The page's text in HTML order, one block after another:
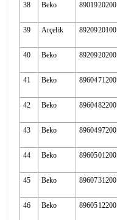
38 Beko 8901920200
39 Arçelik 8920920100
40 Beko 8920920200
41 Beko 8960471200
42 Beko 8960482200
43 Beko 8960497200
44 Beko 8960501200
45 Beko 8960731200
46 Beko 8960512200